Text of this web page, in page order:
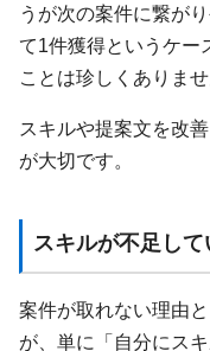
うが次の案件に繋が
て1件獲得というケー
ことは珍しくありませ
スキルや提案文を改
が大切です。
スキルが不足して
案件が取れない理由
が、単に「自分にス